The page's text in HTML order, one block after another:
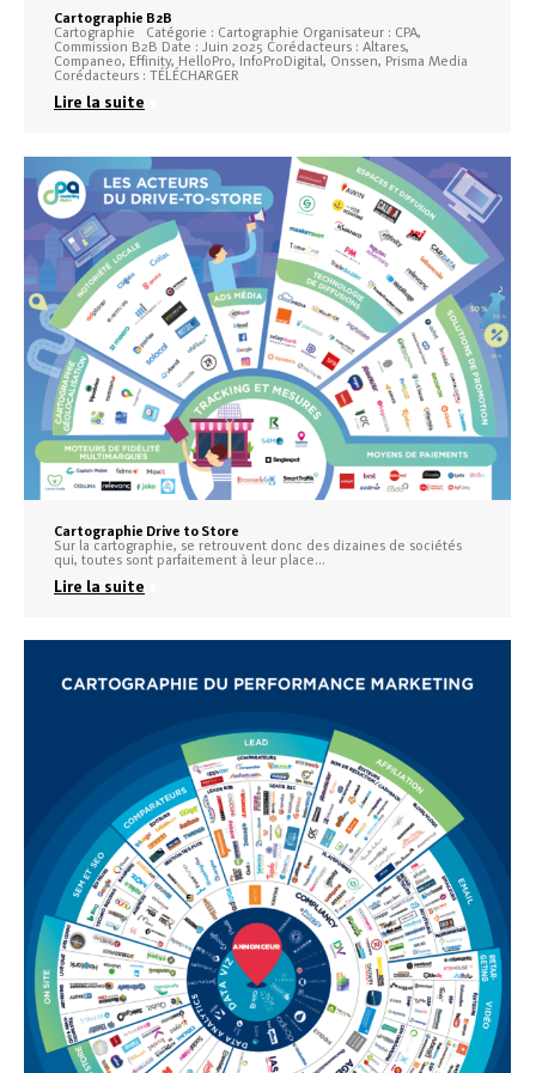
Cartographie B2B
Cartographie Catégorie : Cartographie Organisateur : CPA,
Commission B2B Date : Juin 2025 Corédacteurs : Altares,
Companeo, Effinity, HelloPro, InfoProDigital, Onssen, Prisma Media
Corédacteurs : TÉLÉCHARGER
Lire la suite
Cartographie Drive to Store
Sur la cartographie, se retrouvent donc des dizaines de sociétés
qui, toutes sont parfaitement à leur place…
Lire la suite